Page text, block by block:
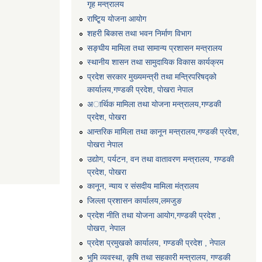
गृह मन्त्रालय
राष्टि्ृय योजना आयोग
शहरी बिकास तथा भवन निर्माण विभाग
सङ्घीय मामिला तथा सामान्य प्रशासन मन्त्रालय
स्थानीय शासन तथा सामुदायिक विकास कार्यक्रम
प्रदेश सरकार मुख्यमन्त्री तथा मन्त्रिपरिषद्को
कार्यालय,गण्डकी प्रदेश, पाेखरा नेपाल
अार्थिक मामिला तथा योजना मन्त्रालय,गण्डकी
प्रदेश, पोखरा
आन्तरिक मामिला तथा कानून मन्त्रालय,गण्डकी प्रदेश,
पाेखरा नेपाल
उद्योग, पर्यटन, वन तथा वातावरण मन्त्रालय, गण्डकी
प्रदेश, पोखरा
कानून, न्याय र संसदीय मामिला मंत्रालय
जिल्ला प्रशासन कार्यालय,लमजुङ
प्रदेश नीति तथा योजना आयोग,गण्डकी प्रदेश ,
पोखरा, नेपाल
प्रदेश प्रमुखको कार्यालय, गण्डकी प्रदेश , नेपाल
भुमि व्यवस्था, कृषि तथा सहकारी मन्त्रालय, गण्डकी